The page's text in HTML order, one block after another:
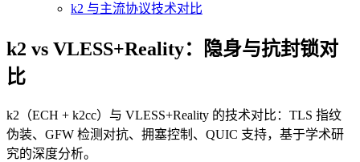
k2 与主流协议技术对比
k2 vs VLESS+Reality：隐身与抗封锁对
比
k2（ECH + k2cc）与 VLESS+Reality 的技术对比：TLS 指纹
伪装、GFW 检测对抗、拥塞控制、QUIC 支持，基于学术研
究的深度分析。